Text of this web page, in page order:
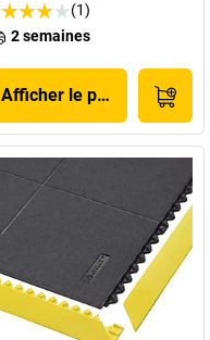
(1)
2 semaines
Afficher le produit